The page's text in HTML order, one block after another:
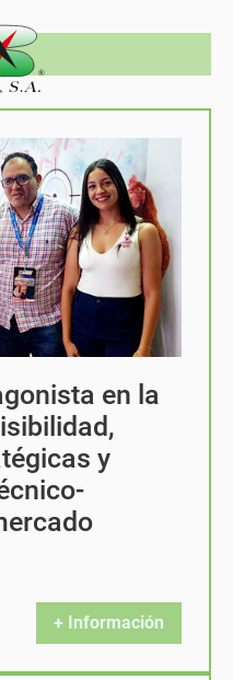
en la
y
+ Información